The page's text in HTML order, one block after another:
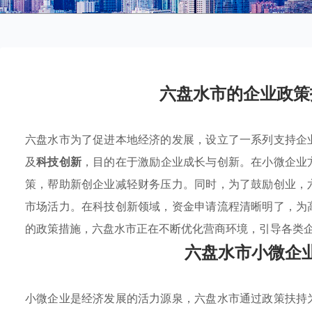
六盘水市的企业政
六盘水市为了促进本地经济的发展，设立了一系列支持
及科技创新 ，目的在于激励企业成长与创新。在小微企
策，帮助新创企业减轻财务压力。同时，为了鼓励创业
市场活力。在科技创新领域，资金申请流程清晰明了，
的政策措施，六盘水市正在不断优化营商环境，引导各类
六盘水市小微企
小微企业是经济发展的活力源泉，六盘水市通过政策扶